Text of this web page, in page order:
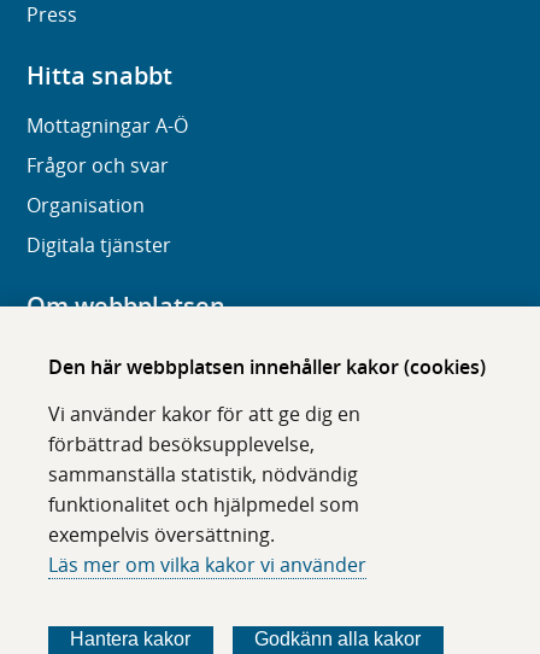
Den här webbplatsen innehåller kakor (cookies)
Vi använder kakor för att ge dig en
förbättrad besöksupplevelse,
sammanställa statistik, nödvändig
funktionalitet och hjälpmedel som
exempelvis översättning.
Läs mer om vilka kakor vi använder
Hantera kakor Godkänn alla kakor
Press
Hitta snabbt
Mottagningar A-Ö
Frågor och svar
Organisation
Digitala tjänster
Om webbplatsen
Om karolinska.se
Tillgänglighet
Om cookies
Följ oss i sociala medier
ö
ö
ö